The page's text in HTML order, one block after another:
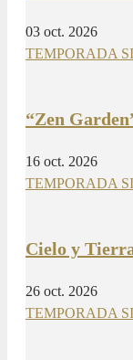
03 oct. 2026
TEMPORADA
“Zen
16 oct. 2026
TEMPORADA
Cielo y
26 oct. 2026
TEMPORADA